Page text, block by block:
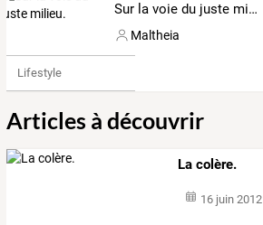
Sur la voie du juste milieu.
Maltheia
Lifestyle
Articles à découvrir
La colère.
16 juin 2012